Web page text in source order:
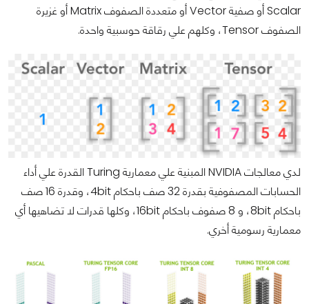
Scalar أو صفية Vector أو متعددة الصفوف Matrix أو غزيرة
الصفوف Tensor، وكلهم علي رقاقة حوسبية واحدة.
لدي معالجات NVIDIA المبنية علي معمارية Turing القدرة علي أداء
الحسابات المصفوفية بقدرة 32 صف باحكام 4bit، وقدرة 16 صف
باحكام 8bit، و 8 صفوف باحكام 16bit، وكلها قدرات لا تضاهيها أي
معمارية رسومية أخري.